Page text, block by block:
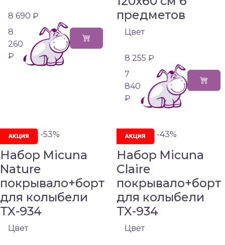
8 690 ₽
8
260
₽
предметов
Цвет
8 255 ₽
7
840
₽
-53%
Набор Micuna
Nature
покрывало+борт
для колыбели
TX-934
Цвет
-43%
Набор Micuna
Claire
покрывало+борт
для колыбели
TX-934
Цвет